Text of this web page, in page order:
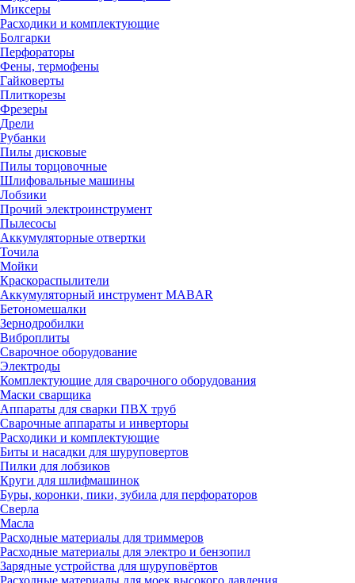
Миксеры
Расходики и комплектующие
Болгарки
Перфораторы
Фены, термофены
Гайковерты
Плиткорезы
Фрезеры
Дрели
Рубанки
Пилы дисковые
Пилы торцовочные
Шлифовальные машины
Лобзики
Прочий электроинструмент
Пылесосы
Аккумуляторные отвертки
Точила
Мойки
Краскораспылители
Аккумуляторный инструмент MABAR
Бетономешалки
Зернодробилки
Виброплиты
Сварочное оборудование
Электроды
Комплектующие для сварочного оборудования
Маски сварщика
Аппараты для сварки ПВХ труб
Сварочные аппараты и инверторы
Расходики и комплектующие
Биты и насадки для шуруповертов
Пилки для лобзиков
Круги для шлифмашинок
Буры, коронки, пики, зубила для перфораторов
Сверла
Масла
Расходные материалы для триммеров
Расходные материалы для электро и бензопил
Зарядные устройства для шуруповёртов
Расходные материалы для моек высокого давления